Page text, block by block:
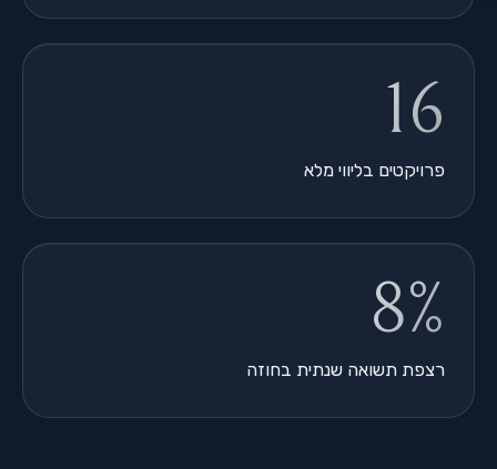
16
פרויקטים בליווי מלא
8%
רצפת תשואה שנתית בחוזה